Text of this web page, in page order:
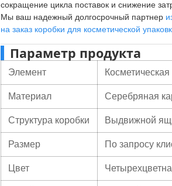
сокращение цикла поставок и снижение
Мы ваш надежный долгосрочный партнер
на заказ коробки для косметической
Параметр продукта
Элемент
Материал Серебряная
Структура коробки Выдвижной
Размер По запросу
Цвет